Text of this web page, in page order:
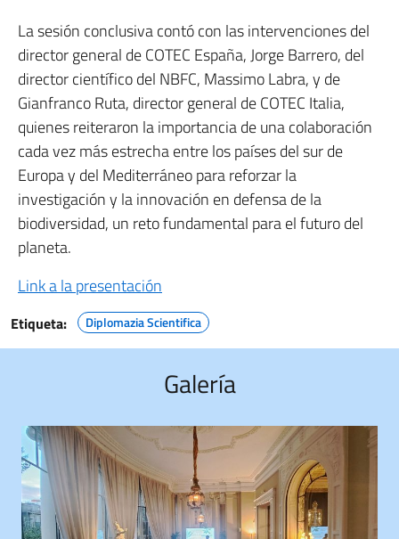
La sesión conclusiva contó con las intervenciones del
director general de COTEC España, Jorge Barrero, del
director científico del NBFC, Massimo Labra, y de
Gianfranco Ruta, director general de COTEC Italia,
quienes reiteraron la importancia de una colaboración
cada vez más estrecha entre los países del sur de
Europa y del Mediterráneo para reforzar la
investigación y la innovación en defensa de la
biodiversidad, un reto fundamental para el futuro del
planeta.
Link a la presentación
Etiqueta: Diplomazia Scientifica
Galería